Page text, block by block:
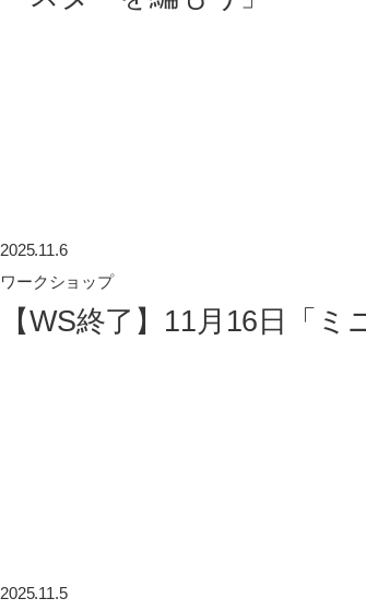
2025.11.6
ワークショップ
【WS終了】11月16日「ミ
2025.11.5